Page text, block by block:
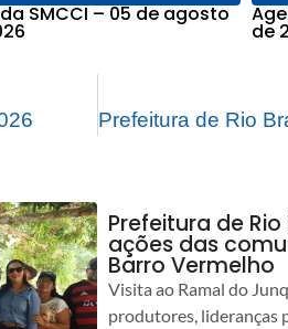
SMCCI – 05 de agosto
de
Prefeitura de
ações das
Barro Vermelho
Visita ao Ramal do
produtores, lideranças